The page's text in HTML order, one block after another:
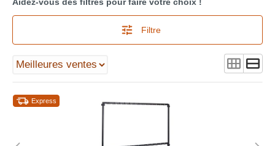
Filtre
Express